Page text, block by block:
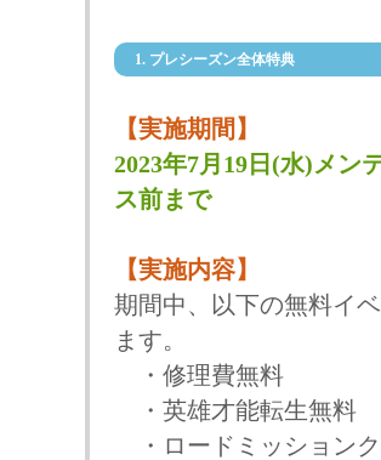
1. プレシーズン全体特典
【実施期間】
2023年7月19日(水)メン
ス前まで
【実施内容】
期間中、以下の無料イ
ます。
・修理費無料
・英雄才能転生無料
・ロードミッション